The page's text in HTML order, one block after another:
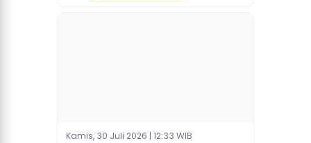
Kamis, 30 Juli 2026 | 12:33 WIB